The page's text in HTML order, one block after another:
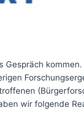
Gespräch
wir folgende